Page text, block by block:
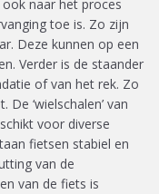
naar het proces
toe is. Zo zijn
Deze kunnen op een
Verder is de staander
of van het rek. Zo
‘wielschalen’ van
voor diverse
fietsen stabiel en
van de
van de fiets is